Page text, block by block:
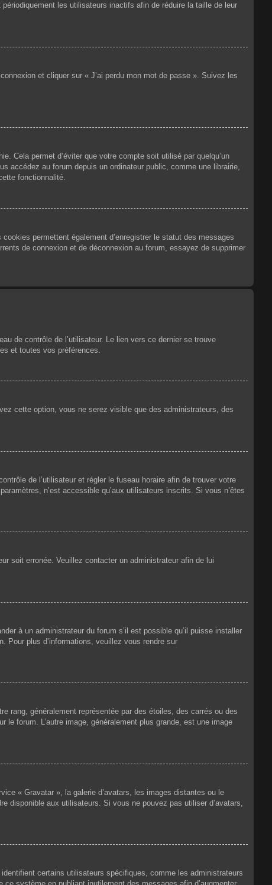
les utilisateurs inactifs afin de réduire la taille de leur
et cliquer sur « J’ai perdu mon mot de passe ». Suivez les
Cela permet d’éviter que votre compte soit utilisé par quelqu’un
accédez au forum depuis un ordinateur public, comme une librairie,
fonctionnalité.
permettent également d’enregistrer le statut des messages
de connexion et de déconnexion au forum, essayez de supprimer
de contrôle de l’utilisateur. Le lien vers ce dernier se trouve
et toutes vos préférences.
cette option, vous ne serez visible que des administrateurs, des
de l’utilisateur et régler le fuseau horaire afin de trouver votre
n’est accessible qu’aux utilisateurs inscrits. Si vous n’êtes
soit erronée. Veuillez contacter un administrateur afin de lui
à un administrateur du forum s’il est possible qu’il puisse installer
Pour plus d’informations, veuillez vous rendre sur
rang, généralement représentée par des étoiles, des carrés ou des
forum. L’autre image, généralement plus grande, est une image
« Gravatar », la galerie d’avatars, les images distantes ou le
disponible aux utilisateurs. Si vous ne pouvez pas utiliser d’avatars,
certains utilisateurs spécifiques, comme les administrateurs